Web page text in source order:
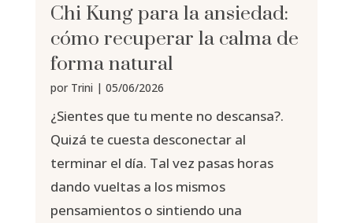
Chi Kung para la ansiedad:
cómo recuperar la calma de
forma natural
por Trini | 05/06/2026
¿Sientes que tu mente no descansa?.
Quizá te cuesta desconectar al
terminar el día. Tal vez pasas horas
dando vueltas a los mismos
pensamientos o sintiendo una